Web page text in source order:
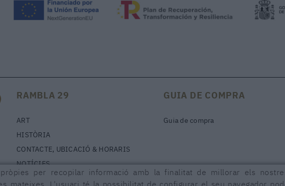
RAMBLA 29
ART
HISTÒRIA
CONTACTE, UBICACIÓ & HORARIS
NOTÍCIES
GUIA DE COMPRA
Guia de compra
pròpies per recopilar informació amb la finalitat de millorar els
mateixes. L'usuari té la possibilitat de configurar el seu navegador